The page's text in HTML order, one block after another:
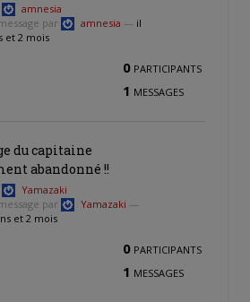
amnesia
par
amnesia — il
et 2 mois
0 PARTICIPANTS
1 MESSAGES
du capitaine
abandonné !!
Yamazaki
par
Yamazaki —
et 2 mois
0 PARTICIPANTS
1 MESSAGES